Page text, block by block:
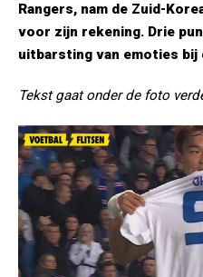
Rangers, nam de Zuid-
voor zijn rekening. Drie
uitbarsting van emoties bij
Tekst gaat onder de foto